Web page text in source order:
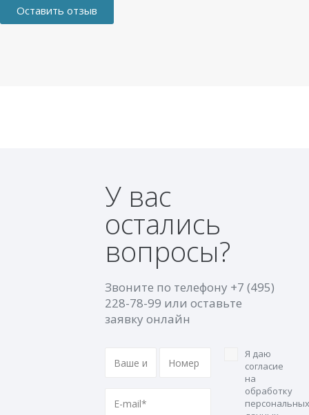
Оставить отзыв
У вас
остались
вопросы?
Звоните по телефону +7 (495)
228-78-99 или оставьте
заявку онлайн
Я даю
согласие
на
обработку
персональных